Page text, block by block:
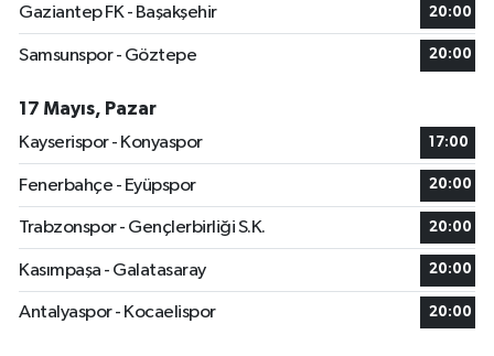
Gaziantep FK - Başakşehir 20:00
Samsunspor - Göztepe 20:00
17 Mayıs, Pazar
Kayserispor - Konyaspor
17:00
Fenerbahçe - Eyüpspor 20:00
Trabzonspor - Gençlerbirliği S.K. 20:00
Kasımpaşa - Galatasaray 20:00
Antalyaspor - Kocaelispor 20:00